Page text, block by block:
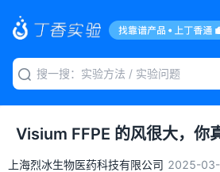
Visium FFPE 的风很大，你
上海烈冰生物医药科技有限公司 2025-